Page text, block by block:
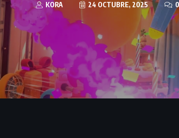
KORA 24 OCTUBRE, 2025